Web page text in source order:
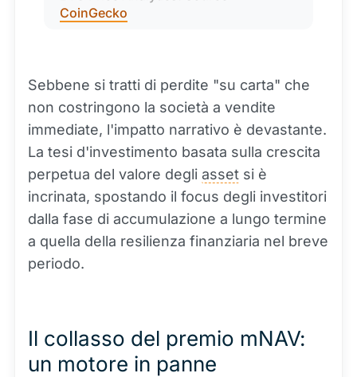
CoinGecko
Sebbene si tratti di perdite "su carta" che
non costringono la società a vendite
immediate, l'impatto narrativo è devastante.
La tesi d'investimento basata sulla crescita
perpetua del valore degli asset si è
incrinata, spostando il focus degli investitori
dalla fase di accumulazione a lungo termine
a quella della resilienza finanziaria nel breve
periodo.
Il collasso del premio mNAV:
un motore in panne